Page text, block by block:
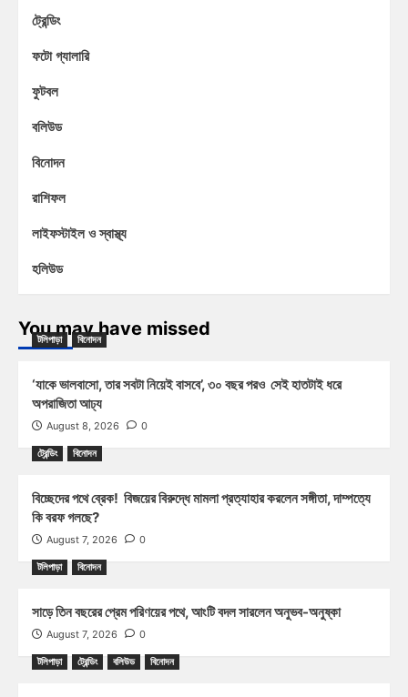
ট্রেন্ডিং
ফটো গ্যালারি
ফুটবল
বলিউড
বিনোদন
রাশিফল
লাইফস্টাইল ও স্বাস্থ্য
হলিউড
You may have missed
টলিপাড়া বিনোদন
‘যাকে ভালবাসো, তার সবটা নিয়েই বাসবে’, ৩০ বছর পরও সেই হাতটাই ধরে
অপরাজিতা আঢ্য
August 8, 2026 0
ট্রেন্ডিং বিনোদন
বিচ্ছেদের পথে ব্রেক! বিজয়ের বিরুদ্ধে মামলা প্রত্যাহার করলেন সঙ্গীতা, দাম্পত্যে
কি বরফ গলছে?
August 7, 2026 0
টলিপাড়া বিনোদন
সাড়ে তিন বছরের প্রেম পরিণয়ের পথে, আংটি বদল সারলেন অনুভব-অনুষ্কা
August 7, 2026 0
টলিপাড়া ট্রেন্ডিং বলিউড বিনোদন